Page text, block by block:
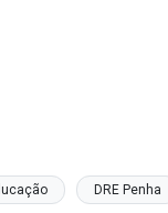
DRE Penha